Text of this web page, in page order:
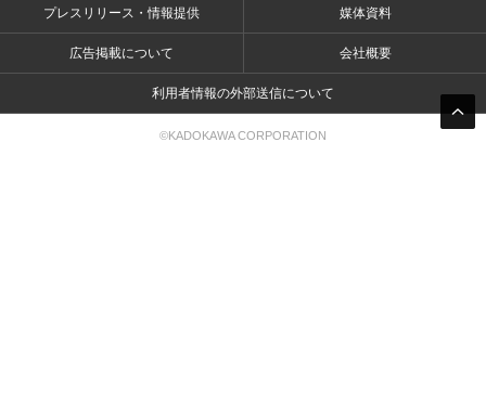
プレスリリース・情報提供 媒体資料
広告掲載について 会社概要
利用者情報の外部送信について
©KADOKAWA CORPORATION